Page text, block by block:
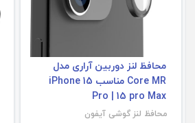
محافظ لنز دوربین آراری مدل
Core MR مناسب iPhone 15
Pro | 15 pro Max
محافظ لنز گوشی آیفون